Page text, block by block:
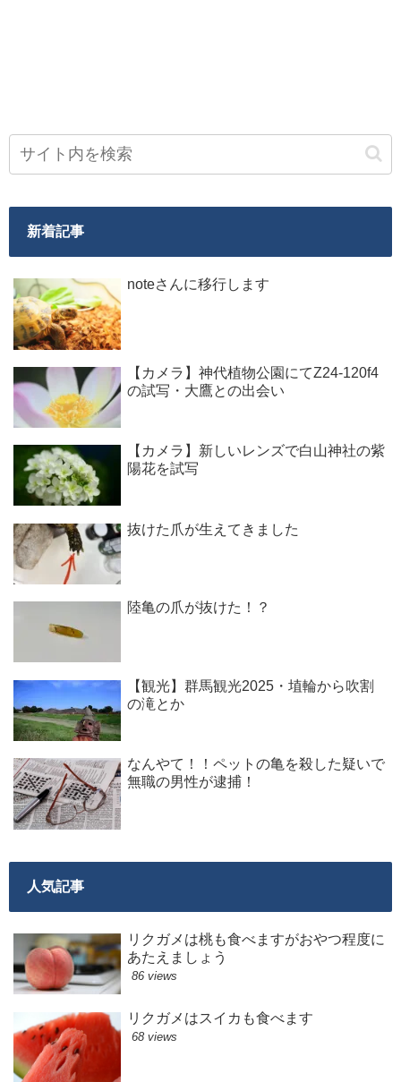
新着記事
noteさんに移行します
【カメラ】神代植物公園にてZ24-120f4
の試写・大鷹との出会い
【カメラ】新しいレンズで白山神社の紫
陽花を試写
抜けた爪が生えてきました
陸亀の爪が抜けた！？
【観光】群馬観光2025・埴輪から吹割
の滝とか
なんやて！！ペットの亀を殺した疑いで
無職の男性が逮捕！
人気記事
リクガメは桃も食べますがおやつ程度に
あたえましょう
86 views
リクガメはスイカも食べます
68 views